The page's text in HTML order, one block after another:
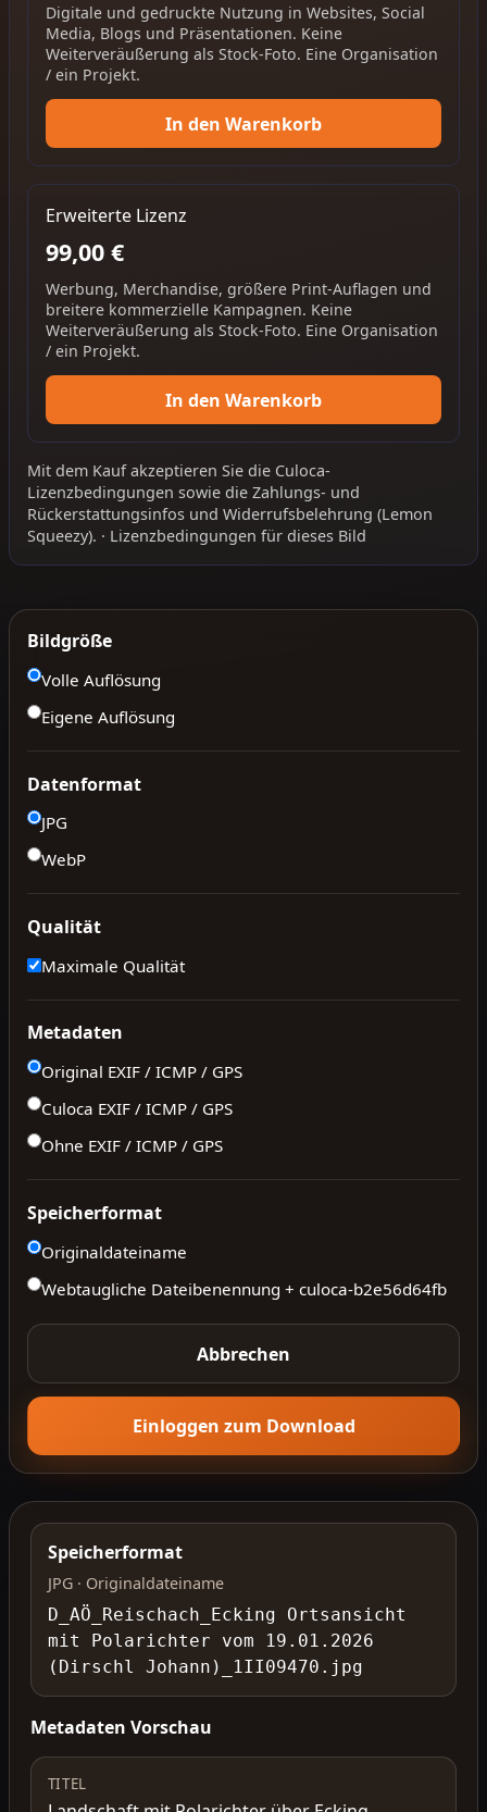
Digitale und gedruckte Nutzung in Websites, Social
Media, Blogs und Präsentationen. Keine
Weiterveräußerung als Stock-Foto. Eine Organisation
/ ein Projekt.
In den Warenkorb
Erweiterte Lizenz
99,00 €
Werbung, Merchandise, größere Print-Auflagen und
breitere kommerzielle Kampagnen. Keine
Weiterveräußerung als Stock-Foto. Eine Organisation
/ ein Projekt.
In den Warenkorb
Mit dem Kauf akzeptieren Sie die Culoca-
Lizenzbedingungen sowie die Zahlungs- und
Rückerstattungsinfos und Widerrufsbelehrung (Lemon
Squeezy). · Lizenzbedingungen für dieses Bild
Bildgröße
Volle Auflösung
Eigene Auflösung
Datenformat
JPG
WebP
Qualität
Maximale Qualität
Metadaten
Original EXIF / ICMP / GPS
Culoca EXIF / ICMP / GPS
Ohne EXIF / ICMP / GPS
Speicherformat
Originaldateiname
Webtaugliche Dateibenennung + culoca-b2e56d64fb
Abbrechen
Einloggen zum Download
Speicherformat
JPG · Originaldateiname
D_AÖ_Reischach_Ecking Ortsansicht
mit Polarichter vom 19.01.2026
(Dirschl Johann)_1II09470.jpg
Metadaten Vorschau
TITEL